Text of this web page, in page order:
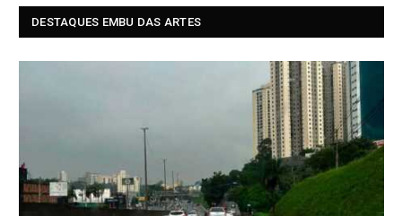
DESTAQUES EMBU DAS ARTES